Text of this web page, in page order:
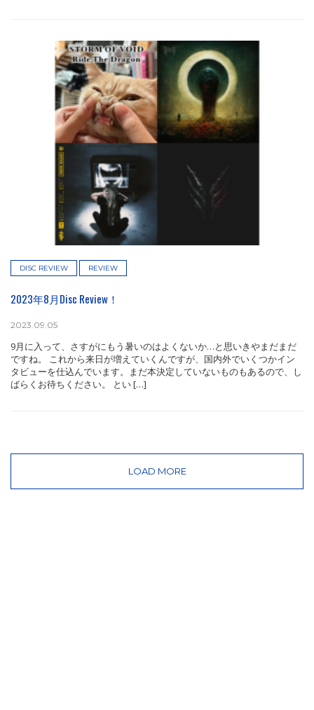
DISC REVIEW REVIEW
2023年8月Disc Review！
2023.09.05
9月に入って、さすがにもう暑いのはよくないか…と思いきやまだまだ
ですね。 これから来日が増えていくんですが、国内外でいくつかイン
タビューを仕込んでいます。まだ本決定していないものもあるので、し
ばらくお待ちください。 とい […]
LOAD MORE